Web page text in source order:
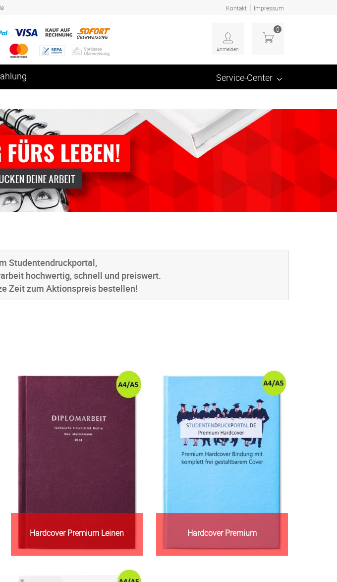
Kontakt | Impressum
Anmelden
0
Service-Center
Studentendruckportal,
hochwertig, schnell und preiswert.
Zeit zum Aktionspreis bestellen!
Hardcover Premium Leinen Hardcover Premium